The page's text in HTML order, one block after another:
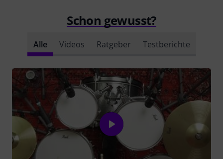
Schon gewusst?
Alle Videos Ratgeber Testberichte